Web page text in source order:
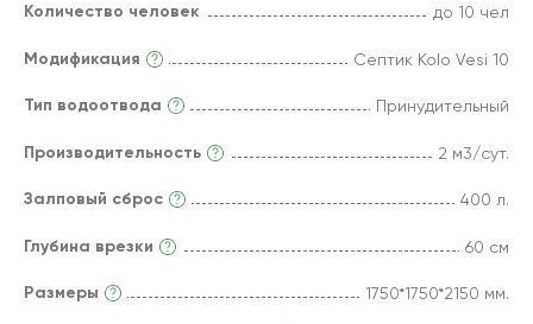
Количество человек до 10 чел
Модификация Септик Kolo Vesi 10
Тип водоотвода Принудительный
Производительность 2 м3/сут.
Залповый сброс 400 л.
Глубина врезки 60 см
Размеры 1750*1750*2150 мм.